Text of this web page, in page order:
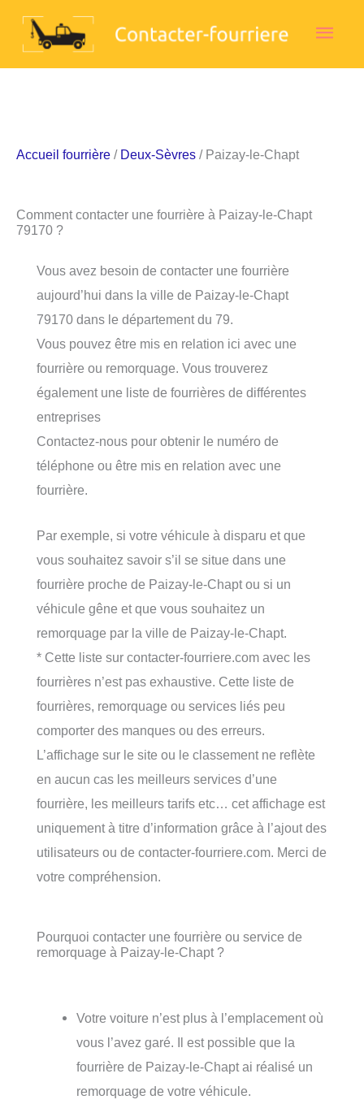
Accueil fourrière / Deux-Sèvres / Paizay-le-Chapt
Comment contacter une fourrière à Paizay-le-Chapt
79170 ?
Vous avez besoin de contacter une fourrière
aujourd’hui dans la ville de Paizay-le-Chapt
79170 dans le département du 79.
Vous pouvez être mis en relation ici avec une
fourrière ou remorquage. Vous trouverez
également une liste de fourrières de différentes
entreprises
Contactez-nous pour obtenir le numéro de
téléphone ou être mis en relation avec une
fourrière.
Par exemple, si votre véhicule à disparu et que
vous souhaitez savoir s’il se situe dans une
fourrière proche de Paizay-le-Chapt ou si un
véhicule gêne et que vous souhaitez un
remorquage par la ville de Paizay-le-Chapt.
* Cette liste sur contacter-fourriere.com avec les
fourrières n’est pas exhaustive. Cette liste de
fourrières, remorquage ou services liés peu
comporter des manques ou des erreurs.
L’affichage sur le site ou le classement ne reflète
en aucun cas les meilleurs services d’une
fourrière, les meilleurs tarifs etc… cet affichage est
uniquement à titre d’information grâce à l’ajout des
utilisateurs ou de contacter-fourriere.com. Merci de
votre compréhension.
Pourquoi contacter une fourrière ou service de
remorquage à Paizay-le-Chapt ?
Votre voiture n’est plus à l’emplacement où
vous l’avez garé. Il est possible que la
fourrière de Paizay-le-Chapt ai réalisé un
remorquage de votre véhicule.